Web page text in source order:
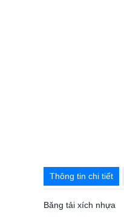
Thông tin chi tiết
Băng tải xích nhựa